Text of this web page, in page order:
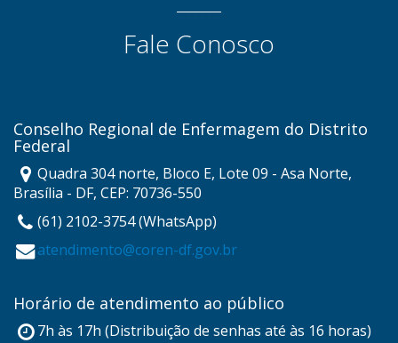
Fale Conosco
Conselho Regional de Enfermagem do Distrito
Federal
Quadra 304 norte, Bloco E, Lote 09 - Asa Norte,
Brasília - DF, CEP: 70736-550
(61) 2102-3754 (WhatsApp)
atendimento@coren-df.gov.br
Horário de atendimento ao público
7h às 17h (Distribuição de senhas até às 16 horas)